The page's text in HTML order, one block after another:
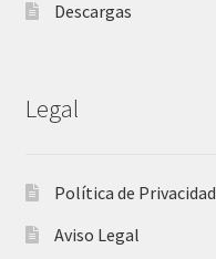
Descargas
Legal
Política de Privacidad
Aviso Legal